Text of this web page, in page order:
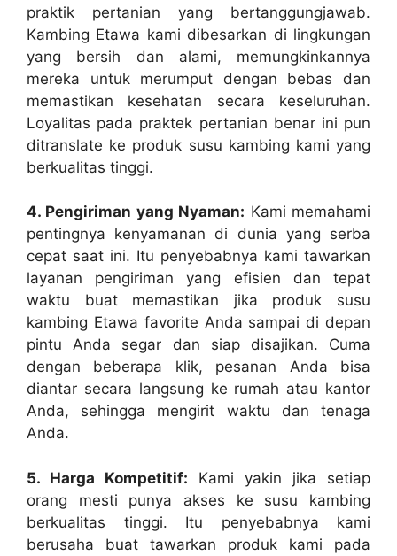
praktik pertanian yang bertanggungjawab.
Kambing Etawa kami dibesarkan di lingkungan
yang bersih dan alami, memungkinkannya
mereka untuk merumput dengan bebas dan
memastikan kesehatan secara keseluruhan.
Loyalitas pada praktek pertanian benar ini pun
ditranslate ke produk susu kambing kami yang
berkualitas tinggi.
4. Pengiriman yang Nyaman: Kami memahami
pentingnya kenyamanan di dunia yang serba
cepat saat ini. Itu penyebabnya kami tawarkan
layanan pengiriman yang efisien dan tepat
waktu buat memastikan jika produk susu
kambing Etawa favorite Anda sampai di depan
pintu Anda segar dan siap disajikan. Cuma
dengan beberapa klik, pesanan Anda bisa
diantar secara langsung ke rumah atau kantor
Anda, sehingga mengirit waktu dan tenaga
Anda.
5. Harga Kompetitif: Kami yakin jika setiap
orang mesti punya akses ke susu kambing
berkualitas tinggi. Itu penyebabnya kami
berusaha buat tawarkan produk kami pada